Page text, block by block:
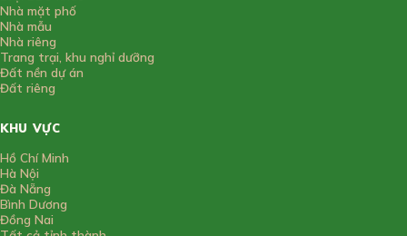
Nhà mặt phố
Nhà mẫu
Nhà riêng
Trang trại, khu nghỉ dưỡng
Đất nền dự án
Đất riêng
KHU VỰC
Hồ Chí Minh
Hà Nội
Đà Nẵng
Bình Dương
Đồng Nai